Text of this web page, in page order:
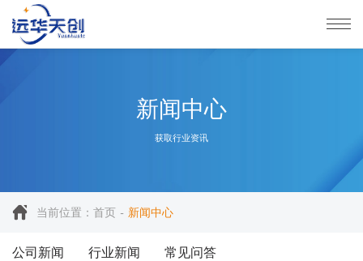
新闻中心
获取行业资讯
当前位置： 首页 新闻中心
公司新闻 行业新闻 常见问答